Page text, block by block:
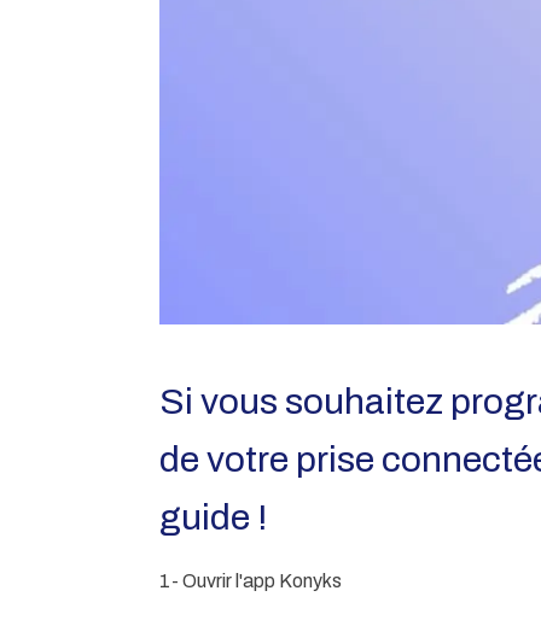
Si vous souhaitez
de votre prise
guide !
1- Ouvrir l'app Konyks